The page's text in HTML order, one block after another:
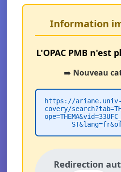
Information
L'OPAC PMB n'est
➡️ Nouveau
https://
covery/
Redirection